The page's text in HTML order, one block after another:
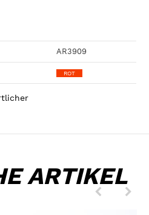
AR3909
ROT
ARTIKEL